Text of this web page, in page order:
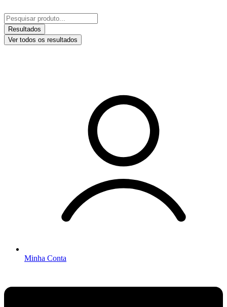
para
o
conteúdo
Pesquisar
...Resultados
Ver todos os resultados
Minha Conta